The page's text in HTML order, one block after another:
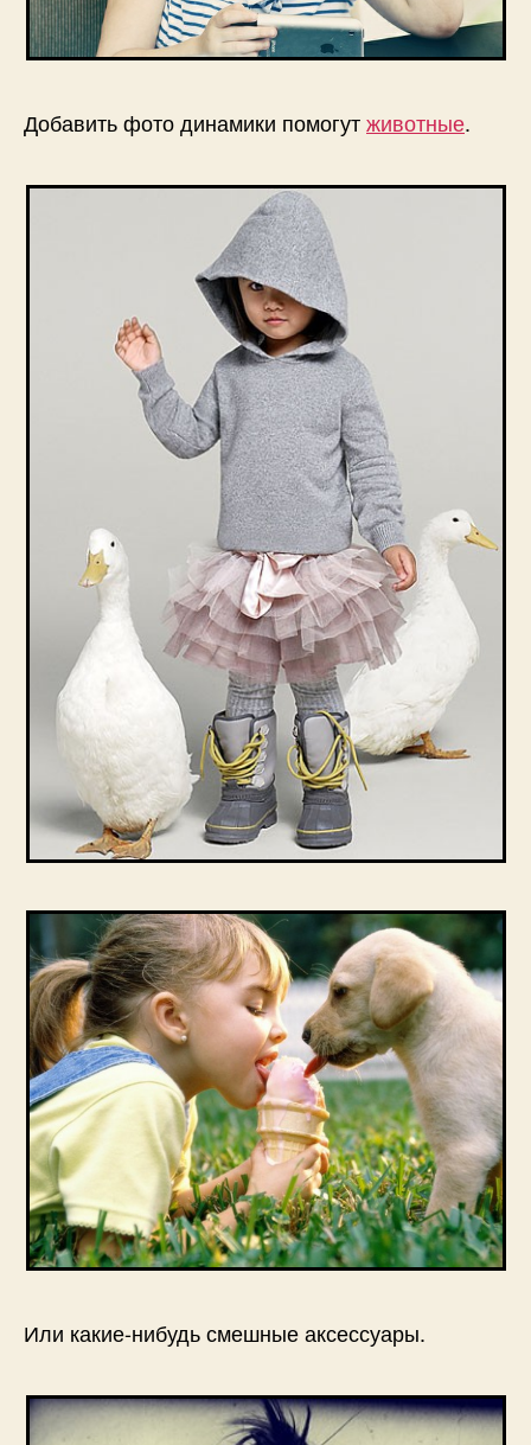
Добавить фото динамики помогутживотные.
Или какие-нибудь смешные аксессуары.